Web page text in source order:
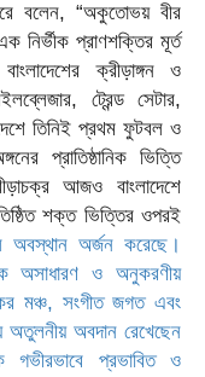
বলেন, “অকুতোভয় বীর
নির্ভীক প্রাণশক্তির মূর্ত
বাংলাদেশেরক্রীড়াঙ্গন ও
ট্রেন্ড সেটার,
তিনিই প্রথম ফুটবল ও
প্রাতিষ্ঠানিক ভিত্তি
আজও বাংলাদেশে
শক্ত ভিত্তির ওপরই
অবস্থান অর্জন করেছে।
অসাধারণ ও অনুকরণীয়
মঞ্চ, সংগীত জগত এবং
অতুলনীয় অবদান রেখেছেন
গভীরভাবে প্রভাবিত ও